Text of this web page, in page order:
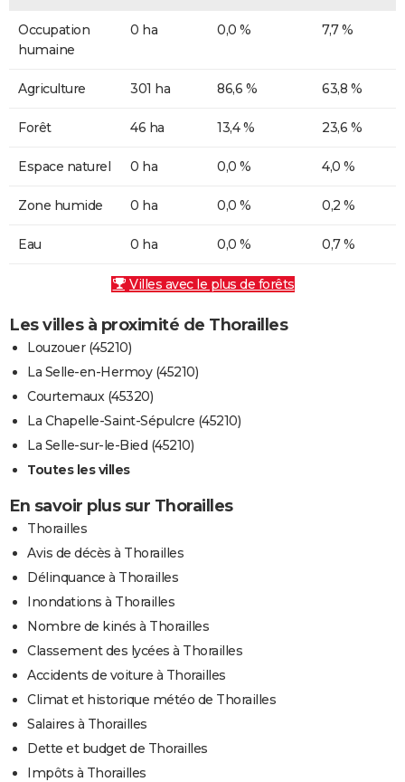
Occupation
humaine
0 ha 0,0 % 7,7 %
Agriculture 301 ha 86,6 % 63,8 %
Forêt 46 ha 13,4 % 23,6 %
Espace naturel 0 ha 0,0 % 4,0 %
Zone humide 0 ha 0,0 % 0,2 %
Eau 0 ha 0,0 % 0,7 %
Villes avec le plus de forêts
Les villes à proximité de Thorailles
Louzouer (45210)
La Selle-en-Hermoy (45210)
Courtemaux (45320)
La Chapelle-Saint-Sépulcre (45210)
La Selle-sur-le-Bied (45210)
Toutes les villes
En savoir plus sur Thorailles
Thorailles
Avis de décès à Thorailles
Délinquance à Thorailles
Inondations à Thorailles
Nombre de kinés à Thorailles
Classement des lycées à Thorailles
Accidents de voiture à Thorailles
Climat et historique météo de Thorailles
Salaires à Thorailles
Dette et budget de Thorailles
Impôts à Thorailles